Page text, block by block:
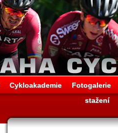
Cykloakademie
Fotogalerie
stažení